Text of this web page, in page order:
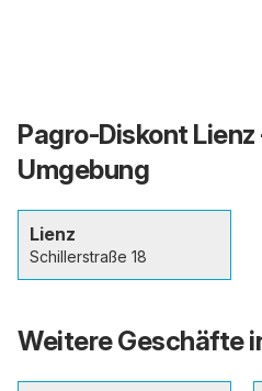
Pagro-Diskont
Umgebung
Lienz
Schillerstraße 18
Weitere Geschäfte